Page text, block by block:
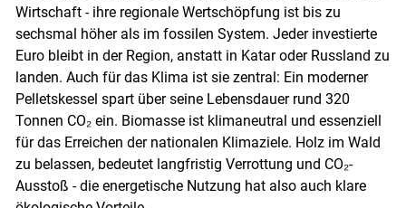
Wirtschaft - ihre regionale Wertschöpfung ist bis zu
sechsmal höher als im fossilen System. Jeder investierte
Euro bleibt in der Region, anstatt in Katar oder Russland zu
landen. Auch für das Klima ist sie zentral: Ein moderner
Pelletskessel spart über seine Lebensdauer rund 320
Tonnen CO₂ ein. Biomasse ist klimaneutral und essenziell
für das Erreichen der nationalen Klimaziele. Holz im Wald
zu belassen, bedeutet langfristig Verrottung und CO₂-
Ausstoß - die energetische Nutzung hat also auch klare